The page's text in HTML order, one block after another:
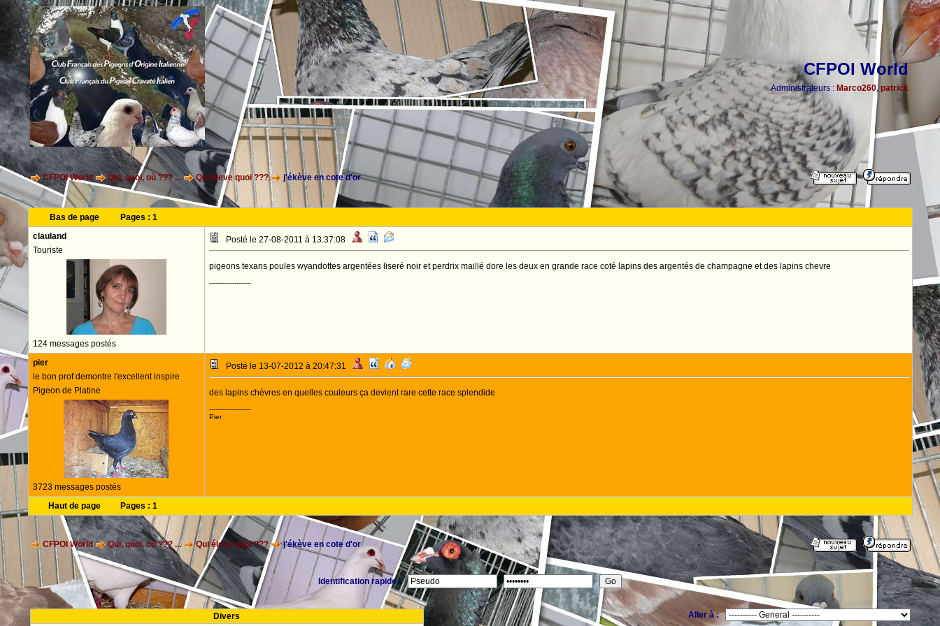
CFPOI World
Administrateurs : Marco260, patrick
CFPOI World Qui, quoi, où ??? ... Qui éleve quoi ??? j'ékève en cote d'or
Bas de page Pages : 1
clauland
Touriste
124 messages postés
Posté le 27-08-2011 à 13:37:08
pigeons texans poules wyandottes argentées liseré noir et perdrix maillé dore les deux en grande race coté lapins des argentés de champagne et des lapins chevre
--------------------
pier
le bon prof demontre l'excellent inspire
Pigeon de Platine
3723 messages postés
Posté le 13-07-2012 à 20:47:31
des lapins chèvres en quelles couleurs ça devient rare cette race splendide
--------------------
Pier
Haut de page Pages : 1
CFPOI World Qui, quoi, où ??? ... Qui éleve quoi ??? j'ékève en cote d'or
Identification rapide :
Divers Aller à :